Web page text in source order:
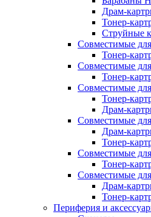
Драм-
Тонер-
Струйные
Совместимые
Тонер-
Совместимые
Тонер-
Совместимые
Тонер-
Драм-
Совместимые
Драм-
Тонер-
Совместимые
Тонер-
Совместимые
Драм-
Тонер-
Периферия и